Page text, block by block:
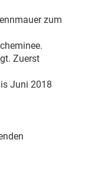
zum
Zuerst
Juni 2018